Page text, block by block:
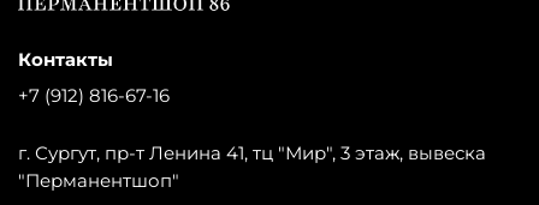
Контакты
+7 (912) 816-67-16
г. Сургут, пр-т Ленина 41, тц "Мир", 3 этаж, вывеска
"Перманентшоп"